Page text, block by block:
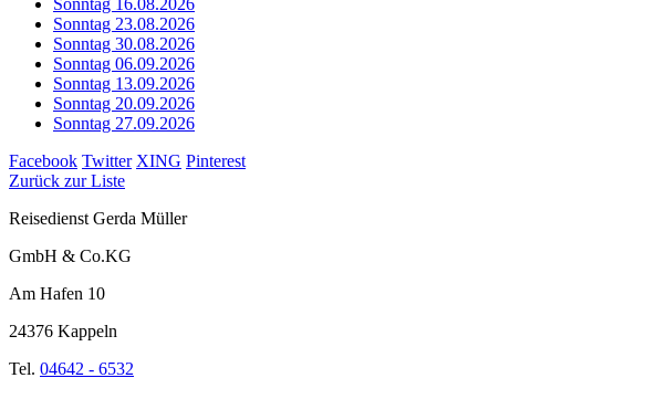
Sonntag 16.08.2026
Sonntag 23.08.2026
Sonntag 30.08.2026
Sonntag 06.09.2026
Sonntag 13.09.2026
Sonntag 20.09.2026
Sonntag 27.09.2026
Facebook Twitter XING Pinterest
Zurück zur Liste
Reisedienst Gerda Müller
GmbH & Co.KG
Am Hafen 10
24376 Kappeln
Tel. 04642 - 6532